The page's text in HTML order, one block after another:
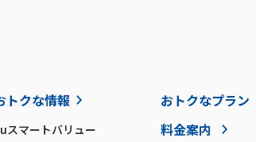
トクな情報
スマートバリュー
おトクなプラン
料金案内